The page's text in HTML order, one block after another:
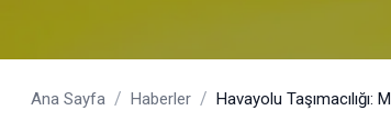
Ana Sayfa / Haberler / Havayolu